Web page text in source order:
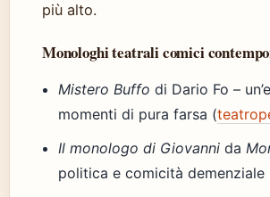
più alto.
Monologhi teatrali comici
Mistero Buffo di Dario Fo –
momenti di pura farsa (
Il monologo di Giovanni da
politica e comicità demenziale